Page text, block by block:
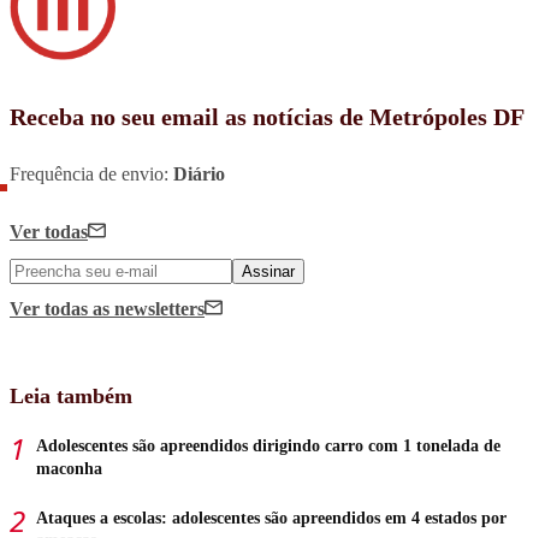
Receba no seu email as notícias de Metrópoles DF
Frequência de envio: Diário
Ver todas
Assinar
Ver todas as newsletters
Leia também
Adolescentes são apreendidos dirigindo carro com 1 tonelada de
maconha
Ataques a escolas: adolescentes são apreendidos em 4 estados por